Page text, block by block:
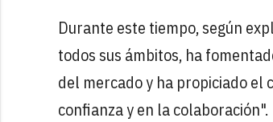
Durante este tiempo, según
todos sus ámbitos, ha
del mercado y ha propiciado el
confianza y en la colaboración".